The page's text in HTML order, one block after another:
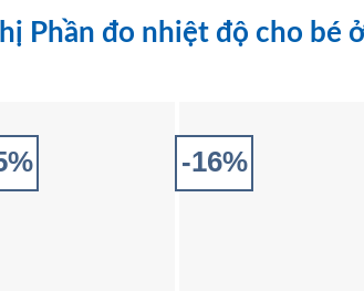
Phần đo nhiệt độ cho bé ở
-16%